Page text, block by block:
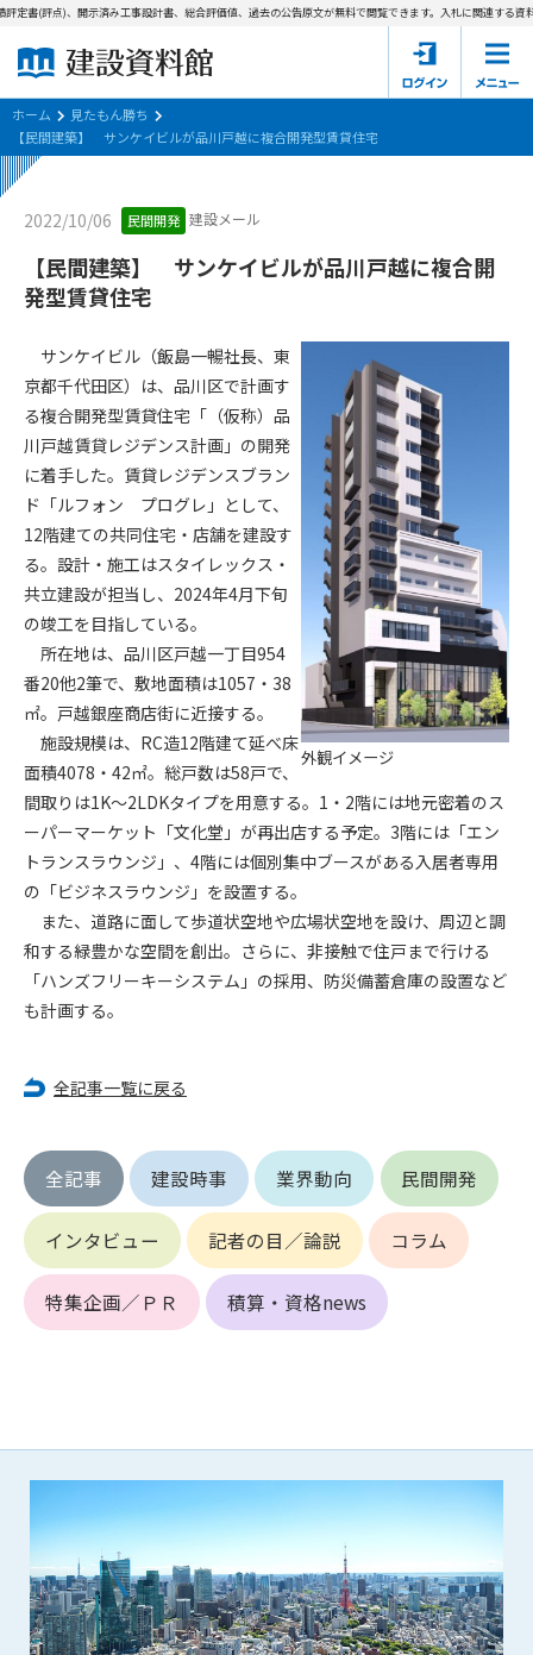
建設資料館とは
東京都の入札資料
国土交通省の入札資料
見たもん勝ち
会員登録について
サポーター会員一覧
会社概要 お問い合わせ
個人情報保護方針
会員規約
書(評点)、開示済み工事設計書、総合評価値、過去の公告原文が無料で閲覧できます。入札に関連する資料
ホーム
見たもん勝ち
【民間建築】 サンケイビルが品川戸越に複合開発型賃貸住宅
2022/10/06 民間開発 建設メール
【民間建築】 サンケイビルが品川戸越に複合開
発型賃貸住宅
外観イメージ
サンケイビル（飯島一暢社長、東
京都千代田区）は、品川区で計画す
る複合開発型賃貸住宅「（仮称）品
川戸越賃貸レジデンス計画」の開発
に着手した。賃貸レジデンスブラン
ド「ルフォン プログレ」として、
12階建ての共同住宅・店舗を建設す
る。設計・施工はスタイレックス・
共立建設が担当し、2024年4月下旬
の竣工を目指している。
所在地は、品川区戸越一丁目954
番20他2筆で、敷地面積は1057・38
㎡。戸越銀座商店街に近接する。
施設規模は、RC造12階建て延べ床
面積4078・42㎡。総戸数は58戸で、
間取りは1K～2LDKタイプを用意する。1・2階には地元密着のス
ーパーマーケット「文化堂」が再出店する予定。3階には「エン
トランスラウンジ」、4階には個別集中ブースがある入居者専用
の「ビジネスラウンジ」を設置する。
また、道路に面して歩道状空地や広場状空地を設け、周辺と調
和する緑豊かな空間を創出。さらに、非接触で住戸まで行ける
「ハンズフリーキーシステム」の採用、防災備蓄倉庫の設置など
も計画する。
全記事一覧に戻る
全記事 建設時事 業界動向 民間開発
インタビュー 記者の目／論説 コラム
特集企画／ＰＲ 積算・資格news
第1条（規約の目的）
会員サービスの利用条件等について定めるものです。
2. 管理者が建設資料館WEB上で随時掲載するルールは本規約の
一部を構成するものとします。
第2条（規約の変更）
本規約は、会員の了承を得ることなく、随時変更されることが
あります。変更内容は、建設資料館WEB上に表示した時点で直
ちに全ての会員が了承したものとみなします。
第4条（会員審査および資格の取り消し）
会員とは、本規約を承諾の上、所定の会員申込手続きを完了
後、管理者がこれを承認した者をいいます。
第4条（会員の定義と登録）
1. 管理者は前条により審査の結果、会員申込みをした者が以下
の何れかの項目に該当することがわかった場合、その者の会
員としての権限を承認しないことがあります。
(1) 会員申し込みをした者が実在しなかった場合
(2) 本規約に違反した場合/li>
(3) 会員申し込みの際、申告事項に虚偽があった場合
(4) 会員申込者が管理者所定の手続き通りに会員申込手続き処
理を行わなかった場合
(5) その他管理者が会員とすることを不適当と判断した場合
2. 管理者は承認後であっても承認した会員が前項の何れかに該
当することが判明した場合、会員資格を取り消すことがあり
ます。
1. 会員は申込の際に管理者が発行したIDおよびパスワードの使
2. 会員は、自己のIDおよびパスワードを、貸与、譲渡、売買、
その他形態を問わず、第三者に利用させることはできませ
ん。
3. 会員は、IDおよびパスワードの管理不十分、使用上の過誤、
第三者（他の会員を含む）の使用等による損害について責任
を負うものとし、管理者は一切責任を負いません。
る行為
(2) 第三者または管理者の財産、プライバシー等を侵害する行
(3) 第三者または管理者を誹謗中傷する行為
(4) 有害なコンピュータプログラム等を送信又は書き込む行為
(5) 第三者に不利益を与える行為
(6) 管理者が承認していない営利を目的とした行為
(7) 公序良俗に反する行為